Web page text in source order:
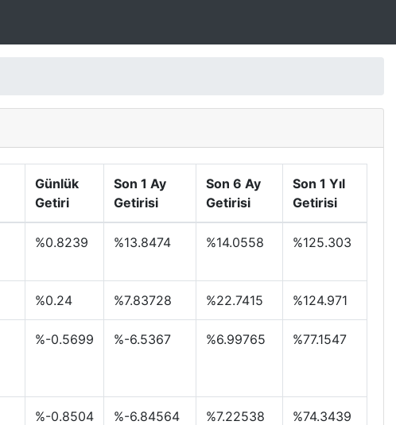
Günlük
Getiri
Son 1 Ay
Getirisi
Son 6 Ay
Getirisi
Son 1 Yıl
Getirisi
%0.8239 %13.8474 %14.0558 %125.303
%0.24 %7.83728 %22.7415 %124.971
%-0.5699 %-6.5367 %6.99765 %77.1547
%-0.8504 %-6.84564 %7.22538 %74.3439